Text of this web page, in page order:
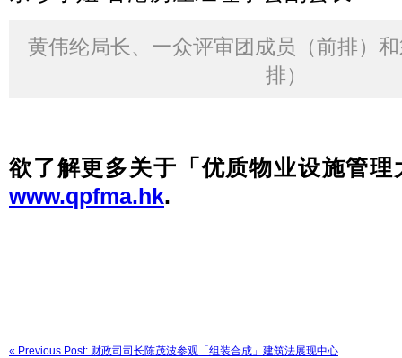
黄伟纶局长、一众评审团成员（前排）
排）
欲了解更多关于「优质物业设施管
www.qpfma.hk.
« Previous Post: 财政司司长陈茂波参观「组装合成」建筑法展现中心